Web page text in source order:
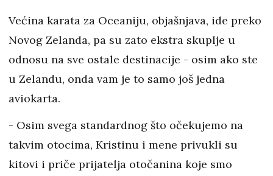
Većina karata za Oceaniju, objašnjava, ide preko
Novog Zelanda, pa su zato ekstra skuplje u
odnosu na sve ostale destinacije - osim ako ste
u Zelandu, onda vam je to samo još jedna
aviokarta.
- Osim svega standardnog što očekujemo na
takvim otocima, Kristinu i mene privukli su
kitovi i priče prijatelja otočanina koje smo